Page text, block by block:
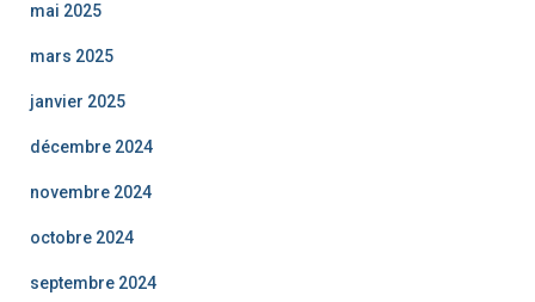
mai 2025
mars 2025
janvier 2025
décembre 2024
novembre 2024
octobre 2024
septembre 2024